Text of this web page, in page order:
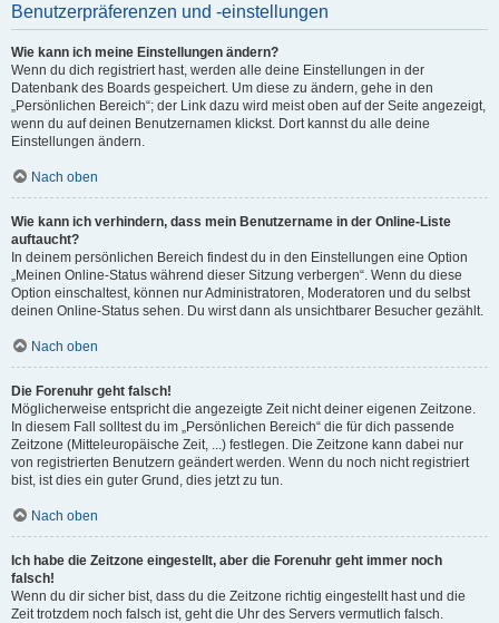
Benutzerpräferenzen und -einstellungen
Wie kann ich meine Einstellungen ändern?
Wenn du dich registriert hast, werden alle deine Einstellungen in der
Datenbank des Boards gespeichert. Um diese zu ändern, gehe in den
„Persönlichen Bereich“; der Link dazu wird meist oben auf der Seite angezeigt,
wenn du auf deinen Benutzernamen klickst. Dort kannst du alle deine
Einstellungen ändern.
Nach oben
Wie kann ich verhindern, dass mein Benutzername in der Online-Liste
auftaucht?
In deinem persönlichen Bereich findest du in den Einstellungen eine Option
„Meinen Online-Status während dieser Sitzung verbergen“. Wenn du diese
Option einschaltest, können nur Administratoren, Moderatoren und du selbst
deinen Online-Status sehen. Du wirst dann als unsichtbarer Besucher gezählt.
Nach oben
Die Forenuhr geht falsch!
Möglicherweise entspricht die angezeigte Zeit nicht deiner eigenen Zeitzone.
In diesem Fall solltest du im „Persönlichen Bereich“ die für dich passende
Zeitzone (Mitteleuropäische Zeit, ...) festlegen. Die Zeitzone kann dabei nur
von registrierten Benutzern geändert werden. Wenn du noch nicht registriert
bist, ist dies ein guter Grund, dies jetzt zu tun.
Nach oben
Ich habe die Zeitzone eingestellt, aber die Forenuhr geht immer noch
falsch!
Wenn du dir sicher bist, dass du die Zeitzone richtig eingestellt hast und die
Zeit trotzdem noch falsch ist, geht die Uhr des Servers vermutlich falsch.